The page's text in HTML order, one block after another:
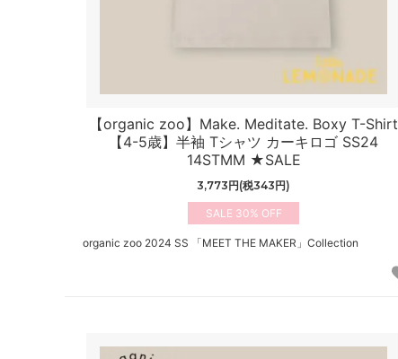
【organic zoo】Make. Meditate. Boxy T-Shirt
【4-5歳】半袖 Tシャツ カーキロゴ SS24
14STMM ★SALE
3,773円(税343円)
30%
organic zoo 2024 SS 「MEET THE MAKER」Collection